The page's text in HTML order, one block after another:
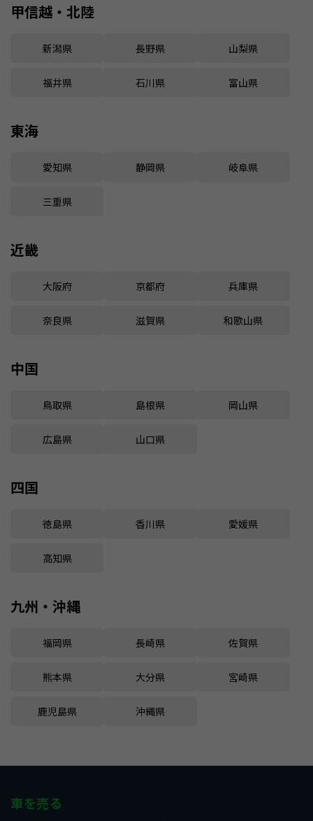
甲信越・北陸
新潟県 長野県 山梨県
福井県 石川県 富山県
東海
愛知県 静岡県 岐阜県
三重県
近畿
大阪府 京都府 兵庫県
奈良県 滋賀県 和歌山県
中国
鳥取県 島根県 岡山県
広島県 山口県
四国
徳島県 香川県 愛媛県
高知県
九州・沖縄
福岡県 長崎県 佐賀県
熊本県 大分県 宮崎県
鹿児島県 沖縄県
車を売る